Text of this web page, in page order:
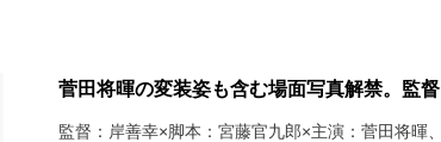
菅田将暉の変装姿も含む場面写真解禁。監
監督：岸善幸×脚本：宮藤官九郎×主演：菅田将暉